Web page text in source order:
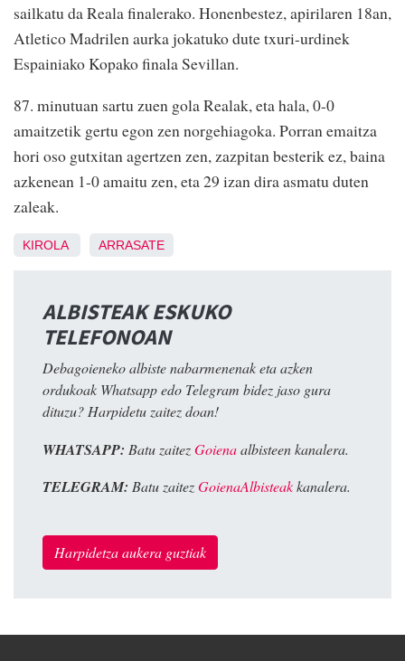
sailkatu da Reala finalerako. Honenbestez, apirilaren 18an,
Atletico Madrilen aurka jokatuko dute txuri-urdinek
Espainiako Kopako finala Sevillan.
87. minutuan sartu zuen gola Realak, eta hala, 0-0
amaitzetik gertu egon zen norgehiagoka. Porran emaitza
hori oso gutxitan agertzen zen, zazpitan besterik ez, baina
azkenean 1-0 amaitu zen, eta 29 izan dira asmatu duten
zaleak.
KIROLA ARRASATE
ALBISTEAK ESKUKO
TELEFONOAN
Debagoieneko albiste nabarmenenak eta azken
ordukoak Whatsapp edo Telegram bidez jaso gura
dituzu? Harpidetu zaitez doan!
WHATSAPP: Batu zaitezGoienaalbisteen kanalera.
TELEGRAM: Batu zaitezGoienaAlbisteakkanalera.
Harpidetza aukera guztiak